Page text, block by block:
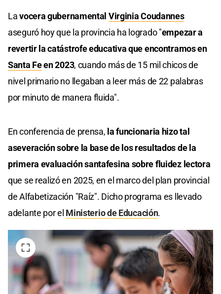
Lavocera gubernamental Virginia Coudannes
aseguró hoy que la provincia ha logrado "empezar a
revertir la catástrofe educativa que encontramos en
Santa Feen 2023, cuando más de 15 mil chicos de
nivel primario no llegaban a leer más de 22 palabras
por minuto de manera fluida".
En conferencia de prensa, la funcionaria hizo tal
aseveración sobre la base de los resultados de la
primera evaluación santafesina sobre fluidez lectora
que se realizó en 2025, en el marco del plan provincial
de Alfabetización "Raíz". Dicho programa es llevado
adelante por el Ministerio de Educación.